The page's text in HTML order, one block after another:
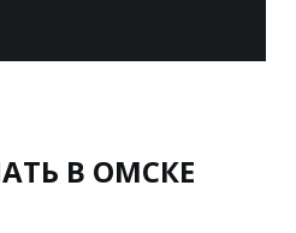
В ОМСКЕ